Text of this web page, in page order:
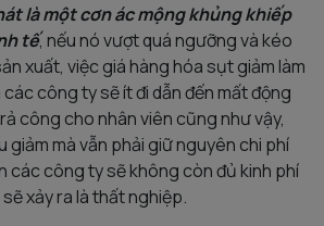
là một cơn ác mộng khủng khiếp
tế, nếu nó vượt quá ngưỡng và kéo
xuất, việc giá hàng hóa sụt giảm làm
công ty sẽ ít đi dẫn đến mất động
công cho nhân viên cũng như vậy,
giảm mà vẫn phải giữ nguyên chi phí
các công ty sẽ không còn đủ kinh phí
xảy ra là thất nghiệp.